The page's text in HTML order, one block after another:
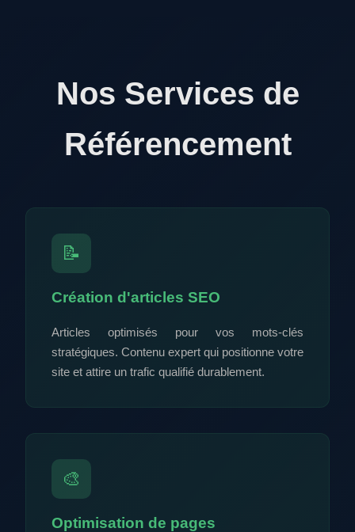
Nos Services de
Référencement
📝
Création d'articles SEO
Articles optimisés pour vos mots-clés
stratégiques. Contenu expert qui positionne votre
site et attire un trafic qualifié durablement.
🎨
Optimisation de pages